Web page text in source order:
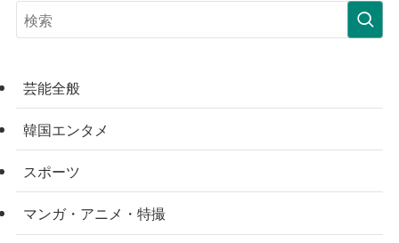
芸能全般
韓国エンタメ
スポーツ
マンガ・アニメ・特撮